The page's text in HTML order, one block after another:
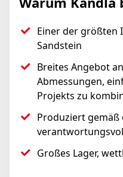
Einer der größten
Sandstein
Breites Angebot
Abmessungen,
Projekts zu
Produziert gemäß
Großes Lager,